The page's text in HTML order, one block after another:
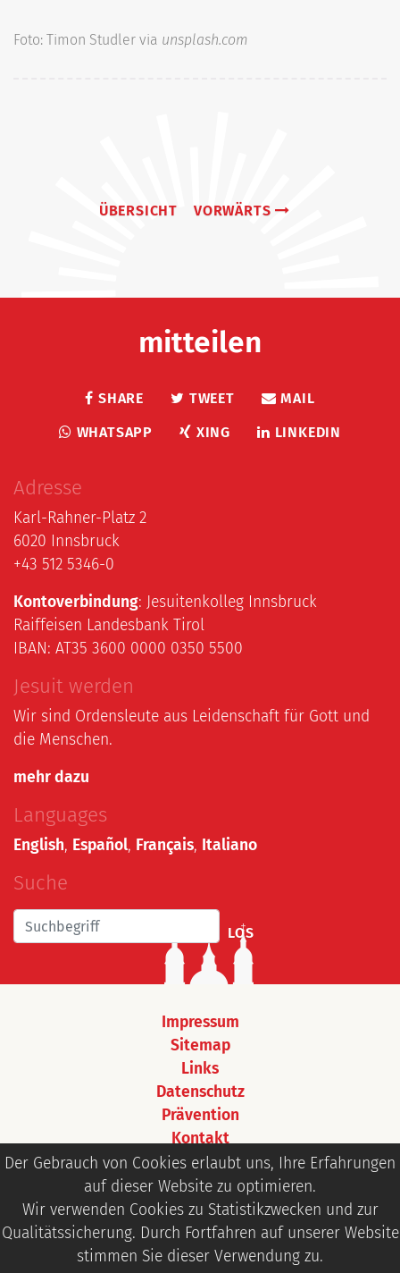
Der Gebrauch von Cookies erlaubt uns, Ihre Erfahrungen
auf dieser Website zu optimieren.
Wir verwenden Cookies zu Statistikzwecken und zur
Qualitätssicherung. Durch Fortfahren auf unserer Website
stimmen Sie dieser Verwendung zu.
Foto: Timon Studler via unsplash.com
ÜBERSICHT VORWÄRTS
mitteilen
SHARE TWEET
MAIL
WHATSAPP
XING LINKEDIN
Adresse
Karl-Rahner-Platz 2
6020 Innsbruck
+43 512 5346-0
Kontoverbindung: Jesuitenkolleg Innsbruck
Raiffeisen Landesbank Tirol
IBAN: AT35 3600 0000 0350 5500
Jesuit werden
Wir sind Ordensleute aus Leidenschaft für Gott und
die Menschen.
mehr dazu
Languages
English, Español, Français, Italiano
Suche
LOS
Impressum
Sitemap
Links
Datenschutz
Prävention
Kontakt
Login